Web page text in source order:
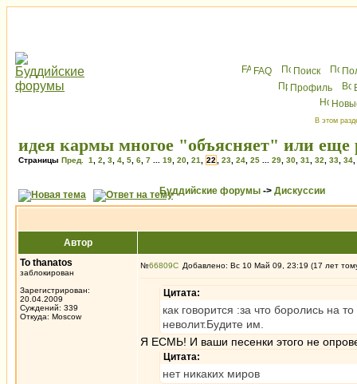
FAQ Поиск
Профиль
В этом
идея кармы многое "объясняет" или еще
Страницы Пред. 1 2 3 4 5 6 7 19 20 21 22 23 24 25 29 30 31 32 33 34
Буддийские форумы -> Дискуссии
Автор
To thanatos
заблокирован
Зарегистрирован:
20.04.2009
Суждений: 339
Откуда: Moscow
№66809 Добавлено: Вс 10 Май 09, 23:19 (17 лет
Цитата:
как говорится :за что боролись на
неволит.Будите им.
Я ЕСМЬ! И ваши песенки этого не
Цитата:
нет никаких миров